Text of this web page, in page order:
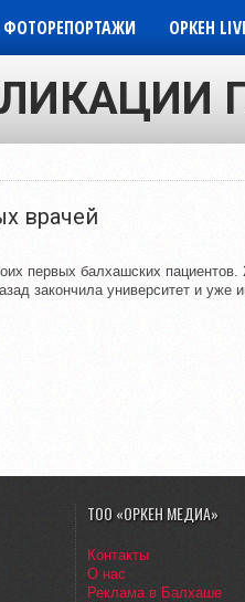
ФОТОРЕПОРТАЖИ ОРКЕН
врачей
первых балхашских пациентов.
закончила университет и уже
ТОО «ОРКЕН МЕДИА»
Контакты
О нас
Реклама в Балхаше